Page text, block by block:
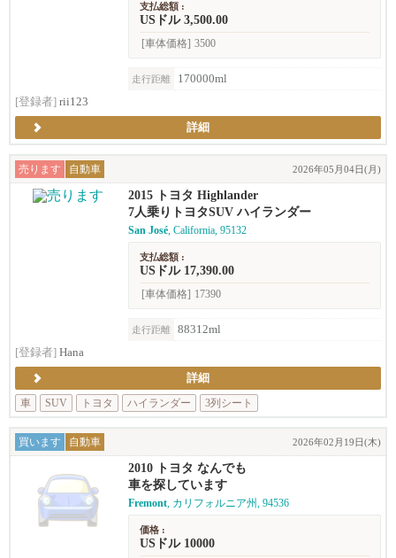
支払総額 :
USドル 3,500.00
[車体価格] 3500
走行距離
170000ml
[登録者] rii123
詳細
売ります 自動車 2026年05月04日(月)
2015 トヨタ Highlander
7人乗りトヨタSUV ハイランダー
San José, California, 95132
支払総額 :
USドル 17,390.00
[車体価格] 17390
走行距離
88312ml
[登録者] Hana
詳細
車
SUV トヨタ ハイランダー 3列シート
買います 自動車 2026年02月19日(木)
2010 トヨタ なんでも
車を探しています
Fremont, カリフォルニア州, 94536
価格 :
USドル 10000